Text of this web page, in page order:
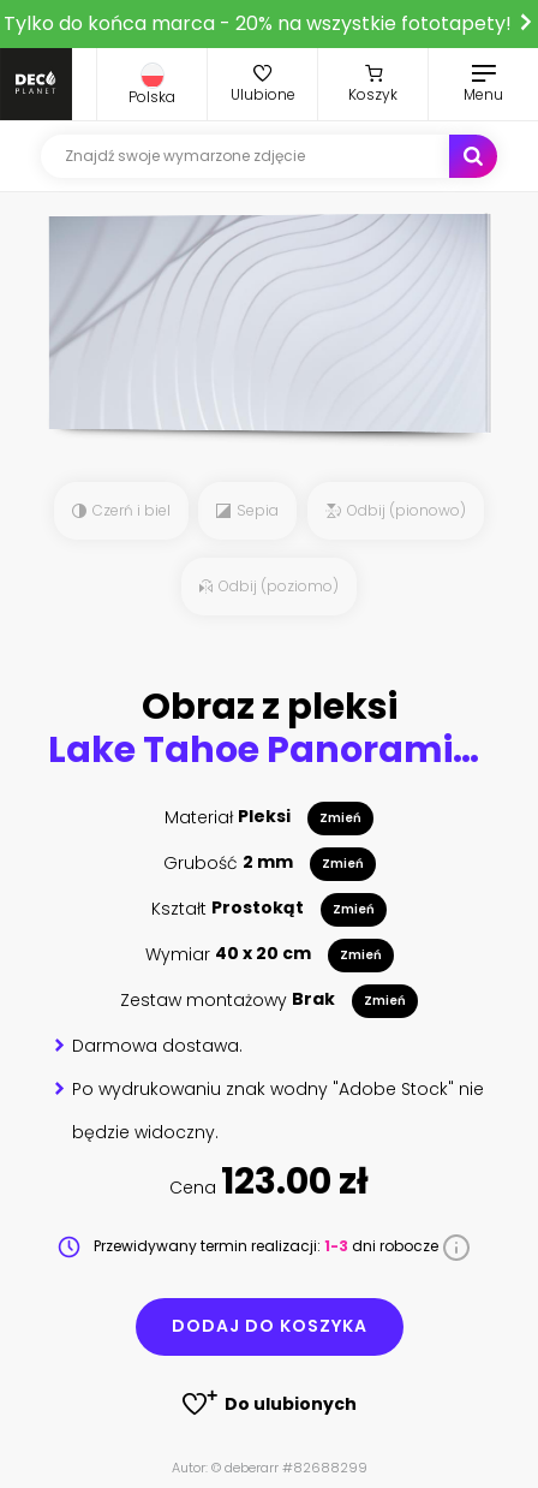
Tylko do końca marca - 20% na wszystkie fototapety!
Polska Ulubione Koszyk Menu
Czerń i biel Sepia Odbij (pionowo)
Odbij (poziomo)
Obraz z pleksi
Lake Tahoe Panoramic Beach Landscape
Materiał Pleksi Zmień
Grubość 2 mm Zmień
Kształt Prostokąt Zmień
Wymiar 40 x 20 cm Zmień
Zestaw montażowy Brak Zmień
Darmowa dostawa.
Po wydrukowaniu znak wodny "Adobe Stock" nie
będzie widoczny.
Cena 123.00 zł
Przewidywany termin realizacji: 1-3 dni robocze
DODAJ DO KOSZYKA
Do ulubionych
Autor: © deberarr #82688299